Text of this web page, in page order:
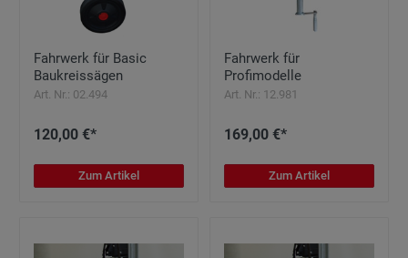
Fahrwerk für Basic
Baukreissägen
Art. Nr.: 02.494
120,00 €*
Zum Artikel
Fahrwerk für
Profimodelle
Art. Nr.: 12.981
169,00 €*
Zum Artikel